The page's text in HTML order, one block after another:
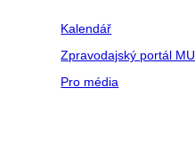
Kalendář
Zpravodajský portál MU
Pro média